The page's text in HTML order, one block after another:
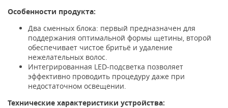
Особенности продукта:
Два сменных блока: первый предназначен для
поддержания оптимальной формы щетины, второй
обеспечивает чистое бритьё и удаление
нежелательных волос.
Интегрированная LED-подсветка позволяет
эффективно проводить процедуру даже при
недостаточном освещении.
Технические характеристики устройства: